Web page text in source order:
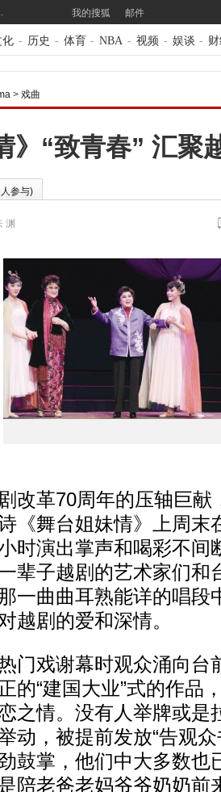
我的搜狐 邮件
化 - 历史 - 体育 - NBA - 视频 - 娱谈 -
> 戏曲
》“致青春” 汇聚
人参与)
渊
革70周年的压轴巨献
《舞台姐妹情》上周末
时演出掌声和喝彩不间
辈子越剧的艺术家们和
一曲曲耳熟能详的唱段
越剧的爱和深情。
戏谢幕时观众涌向台
的“建国大业”式的作品
之情。没有人举牌或是
动，被提前发放“告观
鼓掌，他们中大多数也
陪老爸老妈爷爷奶奶前